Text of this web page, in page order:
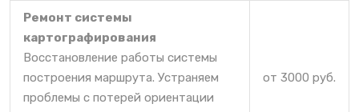
Ремонт системы
картографирования
Восстановление работы системы
построения маршрута. Устраняем
проблемы с потерей ориентации
от 3000 руб.